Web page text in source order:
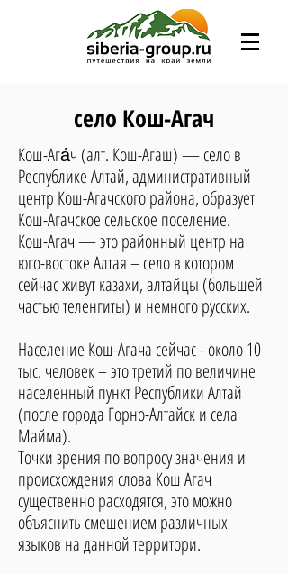
село Кош-Агач
Кош-Ага́ч (алт. Кош-Агаш) — село в
Республике Алтай, административный
центр Кош-Агачского района, образует
Кош-Агачское сельское поселение.
Кош-Агач — это районный центр на
юго-востоке Алтая – село в котором
сейчас живут казахи, алтайцы (большей
частью теленгиты) и немного русских.
Население Кош-Агача сейчас - около 10
тыс. человек – это третий по величине
населенный пункт Республики Алтай
(после города Горно-Алтайск и села
Майма).
Точки зрения по вопросу значения и
происхождения слова Кош Агач
существенно расходятся, это можно
объяснить смешением различных
языков на данной территори.